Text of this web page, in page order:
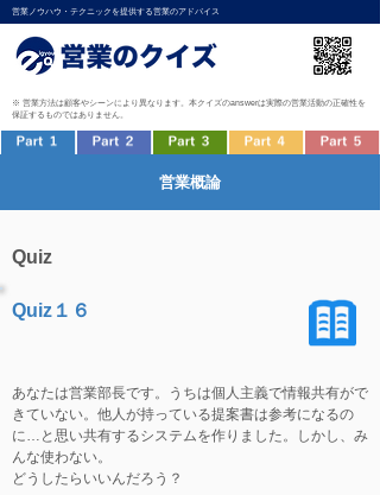
営業ノウハウ・テクニックを提供する営業のアドバイス
※ 営業方法は顧客やシーンにより異なります。本クイズのanswerは実際の営業活動の正確性を
保証するものではありません。
営業概論
Quiz
Quiz１６
あなたは営業部長です。うちは個人主義で情報共有がで
きていない。他人が持っている提案書は参考になるの
に…と思い共有するシステムを作りました。しかし、み
んな使わない。
どうしたらいいんだろう？